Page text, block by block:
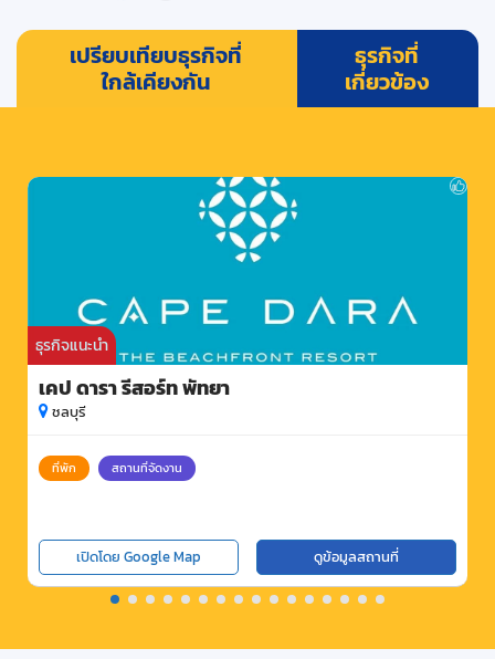
เปรียบเทียบธุรกิจที่
ใกล้เคียงกัน
ธุรกิจที่
เกี่ยวข้อง
ธุรกิจแนะนำ
เคป ดารา รีสอร์ท พัทยา
ชลบุรี
ที่พัก สถานที่จัดงาน
เปิดโดย Google Map ดูข้อมูลสถานที่